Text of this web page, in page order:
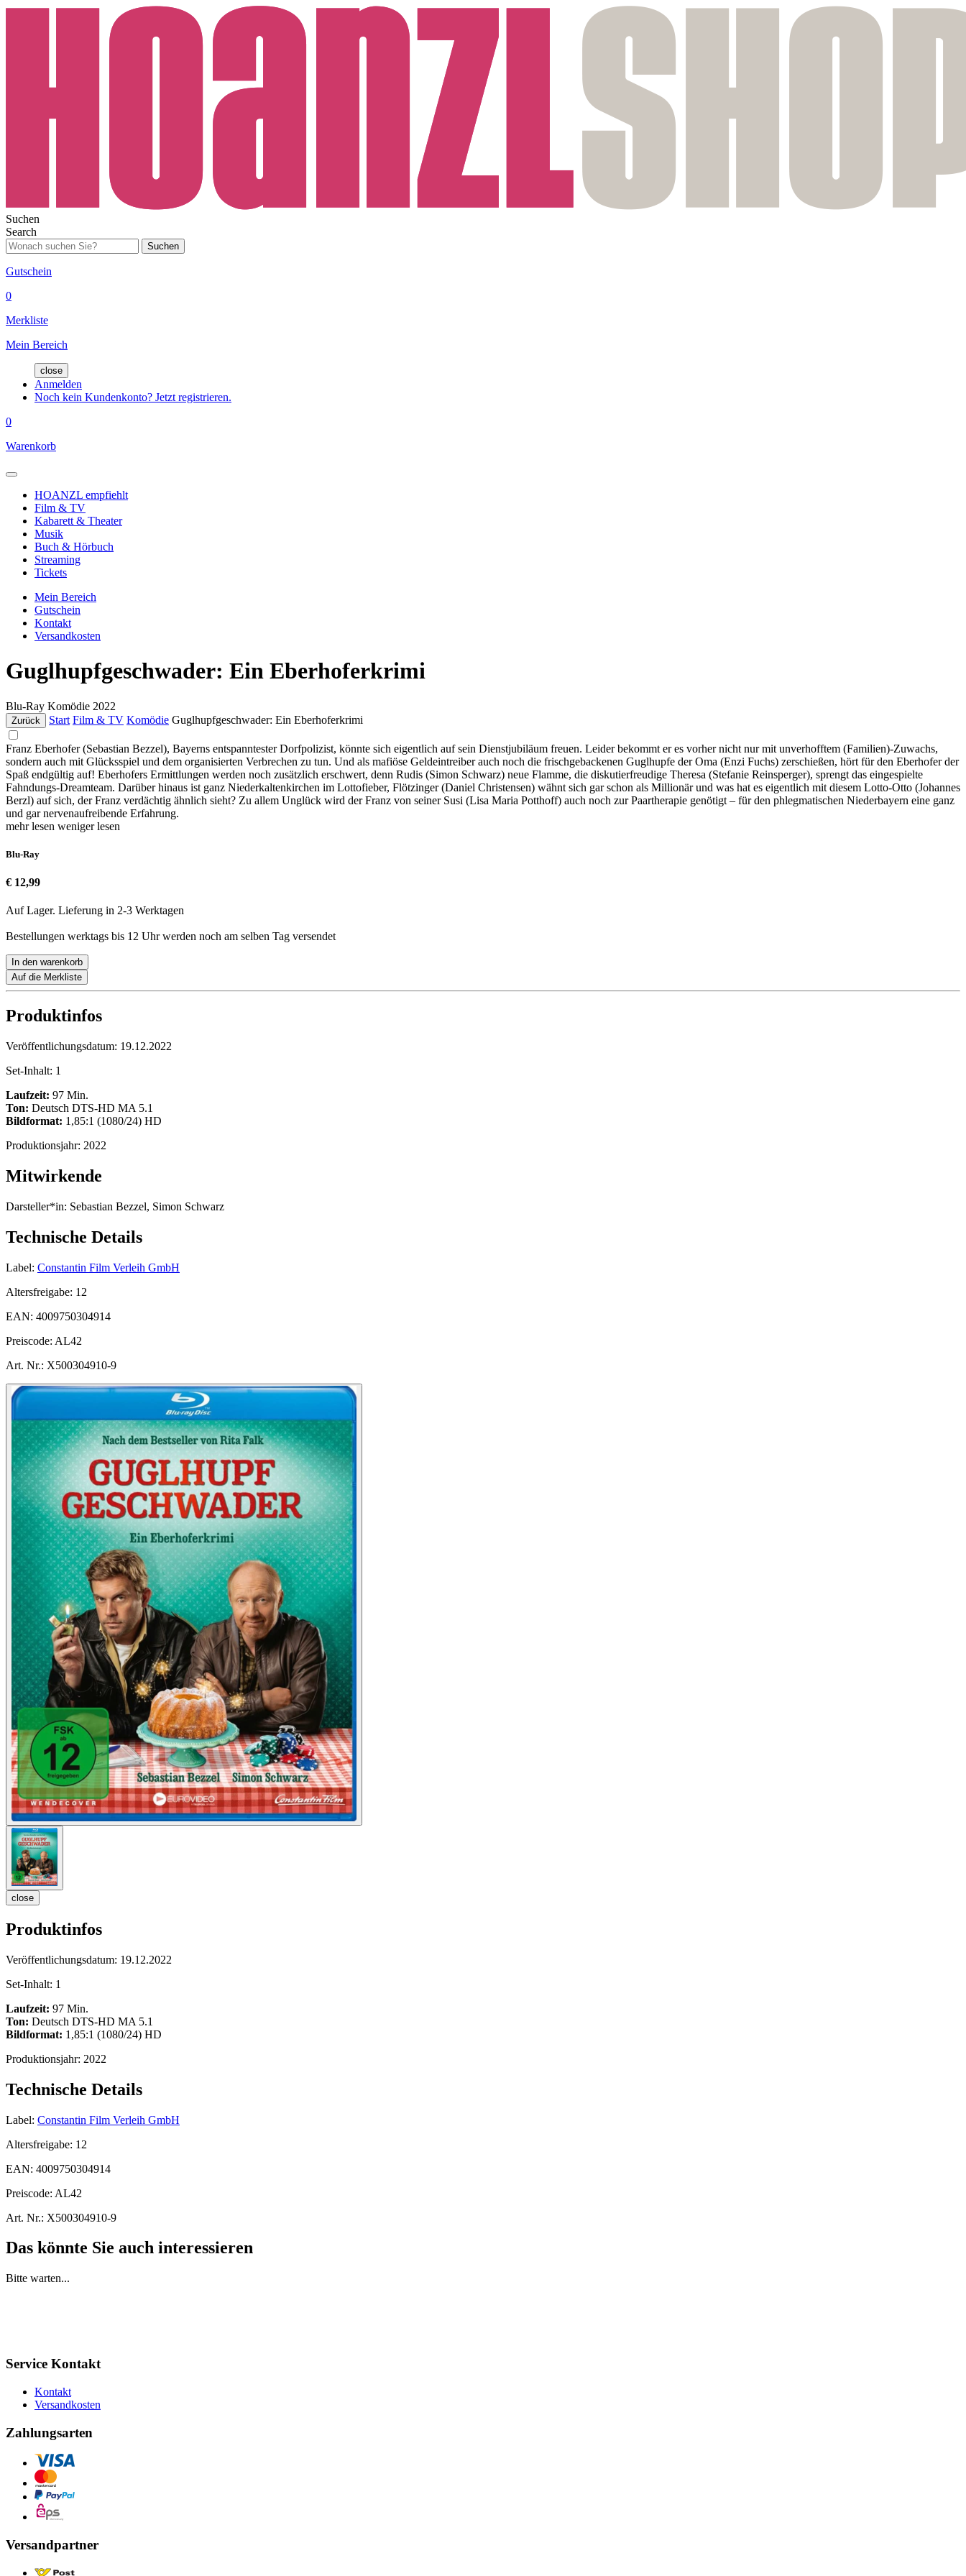
Suchen
Search
Suchen
Gutschein
0
Merkliste
Mein Bereich
close
Anmelden
Noch kein Kundenkonto? Jetzt registrieren.
0
Warenkorb
HOANZL empfiehlt
Film & TV
Kabarett & Theater
Musik
Buch & Hörbuch
Streaming
Tickets
Mein Bereich
Gutschein
Kontakt
Versandkosten
Guglhupfgeschwader: Ein Eberhoferkrimi
Blu-Ray Komödie 2022
Zurück Start Film & TV Komödie Guglhupfgeschwader: Ein Eberhoferkrimi
Franz Eberhofer (Sebastian Bezzel), Bayerns entspanntester Dorfpolizist, könnte sich eigentlich auf sein Dienstjubiläum freuen. Leider bekommt er es vorher nicht nur mit unverhofftem (Familien)-Zuwachs,
sondern auch mit Glücksspiel und dem organisierten Verbrechen zu tun. Und als mafiöse Geldeintreiber auch noch die frischgebackenen Guglhupfe der Oma (Enzi Fuchs) zerschießen, hört für den Eberhofer der
Spaß endgültig auf! Eberhofers Ermittlungen werden noch zusätzlich erschwert, denn Rudis (Simon Schwarz) neue Flamme, die diskutierfreudige Theresa (Stefanie Reinsperger), sprengt das eingespielte
Fahndungs-Dreamteam. Darüber hinaus ist ganz Niederkaltenkirchen im Lottofieber, Flötzinger (Daniel Christensen) wähnt sich gar schon als Millionär und was hat es eigentlich mit diesem Lotto-Otto (Johannes
Berzl) auf sich, der Franz verdächtig ähnlich sieht? Zu allem Unglück wird der Franz von seiner Susi (Lisa Maria Potthoff) auch noch zur Paartherapie genötigt – für den phlegmatischen Niederbayern eine ganz
und gar nervenaufreibende Erfahrung.
mehr lesen weniger lesen
Blu-Ray
€ 12,99
Auf Lager. Lieferung in 2-3 Werktagen
Bestellungen werktags bis 12 Uhr werden noch am selben Tag versendet
In den warenkorb
Auf die Merkliste
Produktinfos
Veröffentlichungsdatum: 19.12.2022
Set-Inhalt: 1
Laufzeit: 97 Min.
Ton: Deutsch DTS-HD MA 5.1
Bildformat: 1,85:1 (1080/24) HD
Produktionsjahr: 2022
Mitwirkende
Darsteller*in: Sebastian Bezzel, Simon Schwarz
Technische Details
Label: Constantin Film Verleih GmbH
Altersfreigabe: 12
EAN: 4009750304914
Preiscode: AL42
Art. Nr.: X500304910-9
close
Produktinfos
Veröffentlichungsdatum: 19.12.2022
Set-Inhalt: 1
Laufzeit: 97 Min.
Ton: Deutsch DTS-HD MA 5.1
Bildformat: 1,85:1 (1080/24) HD
Produktionsjahr: 2022
Technische Details
Label: Constantin Film Verleih GmbH
Altersfreigabe: 12
EAN: 4009750304914
Preiscode: AL42
Art. Nr.: X500304910-9
Das könnte Sie auch interessieren
Bitte warten...
Service Kontakt
Kontakt
Versandkosten
Zahlungsarten
Versandpartner